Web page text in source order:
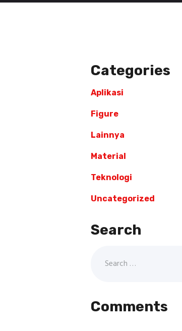
Categories
Aplikasi
Figure
Lainnya
Material
Teknologi
Uncategorized
Search
Comments